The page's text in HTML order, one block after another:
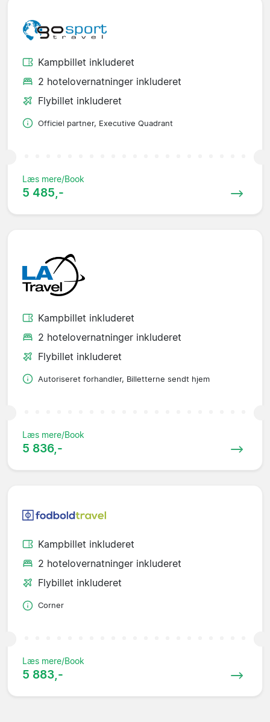
Kampbillet inkluderet
2 hotelovernatninger inkluderet
Flybillet inkluderet
Officiel partner, Executive Quadrant
Læs mere/Book
5 485,-
Kampbillet inkluderet
2 hotelovernatninger inkluderet
Flybillet inkluderet
Autoriseret forhandler, Billetterne sendt hjem
Læs mere/Book
5 836,-
Kampbillet inkluderet
2 hotelovernatninger inkluderet
Flybillet inkluderet
Corner
Læs mere/Book
5 883,-